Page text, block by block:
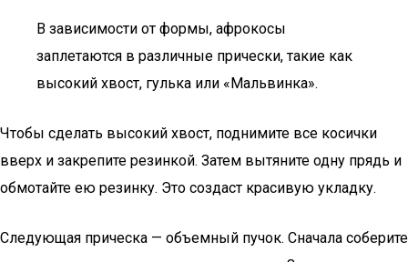
В зависимости от формы, афрокосы
заплетаются в различные прически, такие как
высокий хвост, гулька или «Мальвинка».
Чтобы сделать высокий хвост, поднимите все косички
вверх и закрепите резинкой. Затем вытяните одну прядь и
обмотайте ею резинку. Это создаст красивую укладку.
Следующая прическа — объемный пучок. Сначала соберите